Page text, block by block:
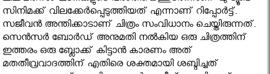
സിനിമക്ക് വിലക്കേര്‍പ്പെടുത്തിയത് എന്നാണ് റിപ്പോര്‍ട്ട്.
സജീവന്‍ അന്തിക്കാടാണ് ചിത്രം സംവിധാനം ചെയ്തിരുന്നത്.
സെന്‍സര്‍ ബോര്‍ഡ് അനുമതി നല്‍കിയ ഒരു ചിത്രത്തിന്
ഇത്തരം ഒരു ബ്ലോക്ക് കിട്ടാന്‍ കാരണം അത്
മതതീവ്രവാദത്തിന് എതിരെ ശക്തമായി ശബ്ദിച്ചത്